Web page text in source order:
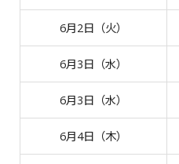
6月2日（火）
6月3日（水）
6月3日（水）
6月4日（木）